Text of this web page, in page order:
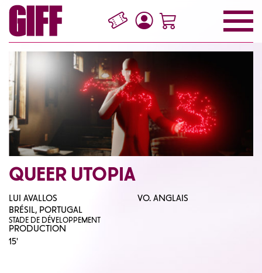
QUEER UTOPIA
LUI AVALLOS
BRÉSIL, PORTUGAL
STADE DE DÉVELOPPEMENT
PRODUCTION
15'
VO. ANGLAIS